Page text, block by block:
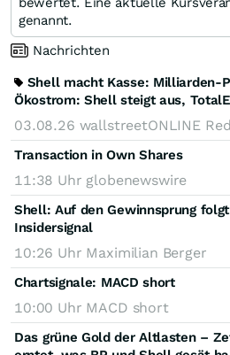
genannt.
Nachrichten
Shell macht Kasse: Milliarden-
Ökostrom: Shell steigt aus,
03.08.26 wallstreetONLINE
Transaction in Own Shares
11:38 Uhr globenewswire
Shell: Auf den Gewinnsprung
Insidersignal
10:26 Uhr Maximilian Berger
Chartsignale: MACD short
10:00 Uhr MACD short
Das grüne Gold der Altlasten –